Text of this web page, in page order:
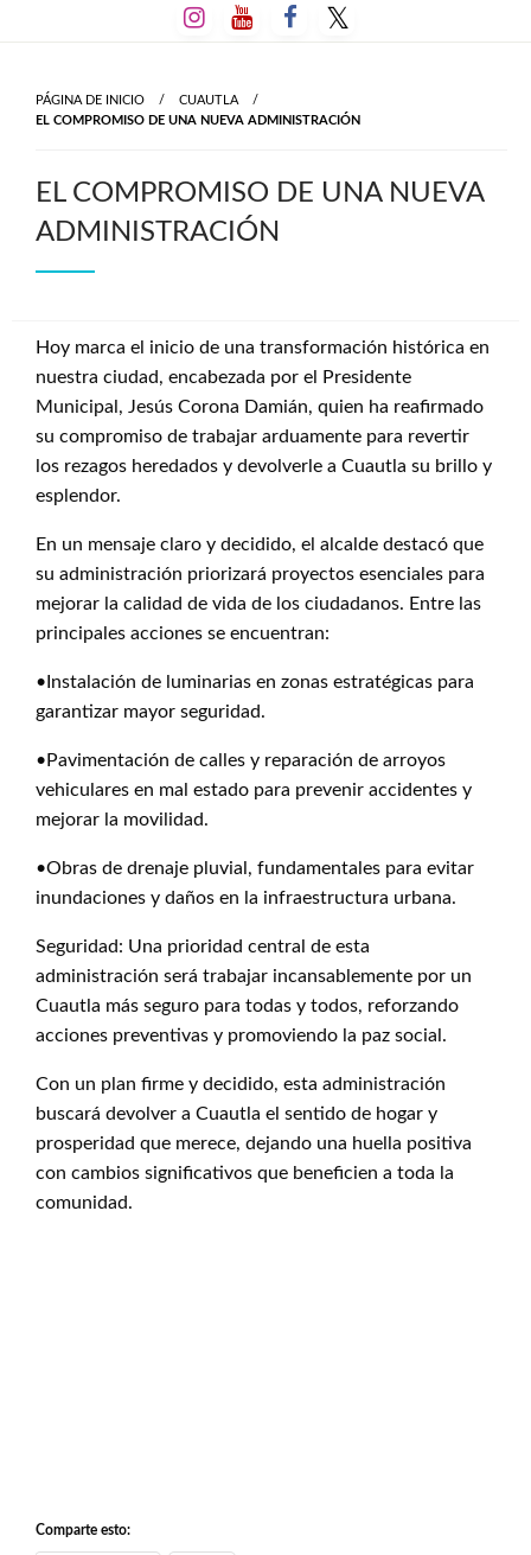
al
PÁGINA DE INICIO
CUAUTLA
EL COMPROMISO DE UNA NUEVA ADMINISTRACIÓN
EL COMPROMISO DE UNA NUEVA
ADMINISTRACIÓN
Hoy marca el inicio de una transformación histórica en
nuestra ciudad, encabezada por el Presidente
Municipal, Jesús Corona Damián, quien ha reafirmado
su compromiso de trabajar arduamente para revertir
los rezagos heredados y devolverle a Cuautla su brillo y
esplendor.
En un mensaje claro y decidido, el alcalde destacó que
su administración priorizará proyectos esenciales para
mejorar la calidad de vida de los ciudadanos. Entre las
principales acciones se encuentran:
•Instalación de luminarias en zonas estratégicas para
garantizar mayor seguridad.
•Pavimentación de calles y reparación de arroyos
vehiculares en mal estado para prevenir accidentes y
mejorar la movilidad.
•Obras de drenaje pluvial, fundamentales para evitar
inundaciones y daños en la infraestructura urbana.
Seguridad: Una prioridad central de esta
administración será trabajar incansablemente por un
Cuautla más seguro para todas y todos, reforzando
acciones preventivas y promoviendo la paz social.
Con un plan firme y decidido, esta administración
buscará devolver a Cuautla el sentido de hogar y
prosperidad que merece, dejando una huella positiva
con cambios significativos que beneficien a toda la
comunidad.
Comparte esto: